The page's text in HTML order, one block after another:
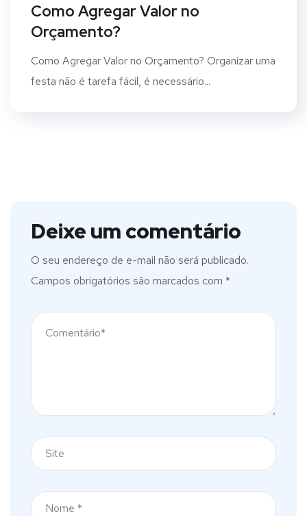
Como Agregar Valor no
Orçamento?
Como Agregar Valor no Orçamento? Organizar uma
festa não é tarefa fácil, é necessário...
Deixe um comentário
O seu endereço de e-mail não será publicado.
Campos obrigatórios são marcados com *